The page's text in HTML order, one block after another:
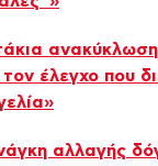
έλεγχο που
αλλαγής